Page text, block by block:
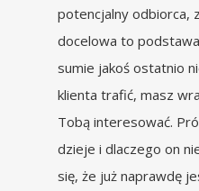
potencjalny odbiorca,
docelowa to
sumie jakoś ostatnio
klienta trafić, masz
Tobą interesować.
dzieje i dlaczego on
się, że już naprawdę